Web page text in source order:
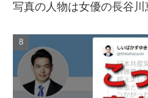
写真の人物は女優の長谷川